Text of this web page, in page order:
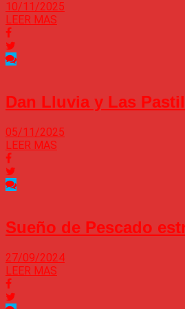
10/11/2025
LEER MAS
Dan Lluvia y Las
05/11/2025
LEER MAS
Sueño de Pescado
27/09/2024
LEER MAS